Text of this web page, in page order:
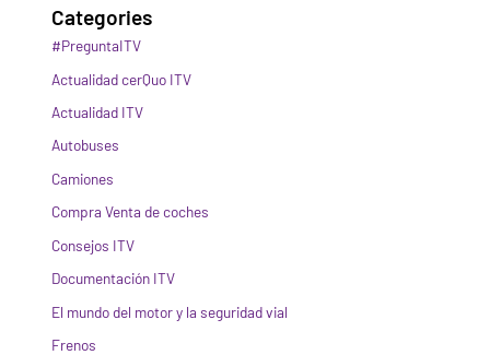
Categories
#PreguntaITV
Actualidad cerQuo ITV
Actualidad ITV
Autobuses
Camiones
Compra Venta de coches
Consejos ITV
Documentación ITV
El mundo del motor y la seguridad vial
Frenos